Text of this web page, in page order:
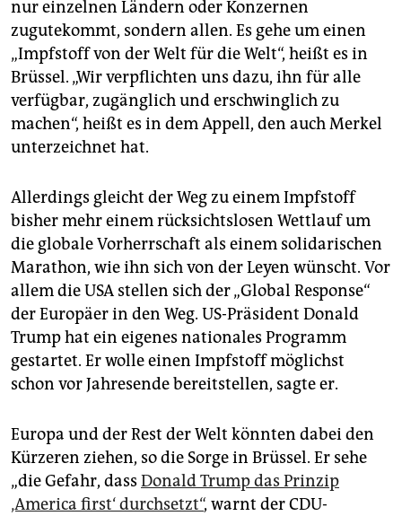
nur einzelnen Ländern oder Konzernen
zugutekommt, sondern allen. Es gehe um einen
„Impfstoff von der Welt für die Welt“, heißt es in
Brüssel. „Wir verpflichten uns dazu, ihn für alle
verfügbar, zugänglich und erschwinglich zu
machen“, heißt es in dem Appell, den auch Merkel
unterzeichnet hat.
Allerdings gleicht der Weg zu einem Impfstoff
bisher mehr einem rücksichtslosen Wettlauf um
die globale Vorherrschaft als einem solidarischen
Marathon, wie ihn sich von der Leyen wünscht. Vor
allem die USA stellen sich der „Global Response“
der Europäer in den Weg. US-Präsident Donald
Trump hat ein eigenes nationales Programm
gestartet. Er wolle einen Impfstoff möglichst
schon vor Jahresende bereitstellen, sagte er.
Europa und der Rest der Welt könnten dabei den
Kürzeren ziehen, so die Sorge in Brüssel. Er sehe
„die Gefahr, dass Donald Trump das Prinzip
‚America first‘ durchsetzt“, warnt der CDU-